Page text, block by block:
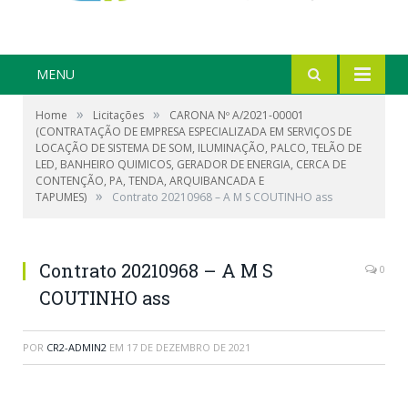
MENU
Home » Licitações »
CARONA Nº A/2021-00001
(CONTRATAÇÃO DE EMPRESA ESPECIALIZADA EM SERVIÇOS DE
LOCAÇÃO DE SISTEMA DE SOM, ILUMINAÇÃO, PALCO, TELÃO DE
LED, BANHEIRO QUIMICOS, GERADOR DE ENERGIA, CERCA DE
CONTENÇÃO, PA, TENDA, ARQUIBANCADA E
TAPUMES) » Contrato 20210968 – A M S COUTINHO ass
Contrato 20210968 – A M S
COUTINHO ass
0
POR CR2-ADMIN2 EM 17 DE DEZEMBRO DE 2021